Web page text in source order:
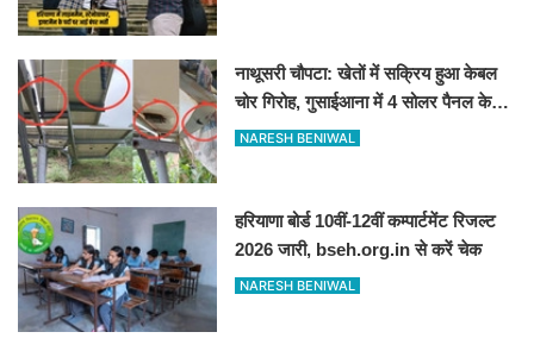
नाथूसरी चौपटा: खेतों में सक्रिय हुआ केबल
चोर गिरोह, गुसाईआना में 4 सोलर पैनल केबल
की चोरी
NARESH BENIWAL
हरियाणा बोर्ड 10वीं-12वीं कम्पार्टमेंट रिजल्ट
2026 जारी, bseh.org.in से करें चेक
NARESH BENIWAL